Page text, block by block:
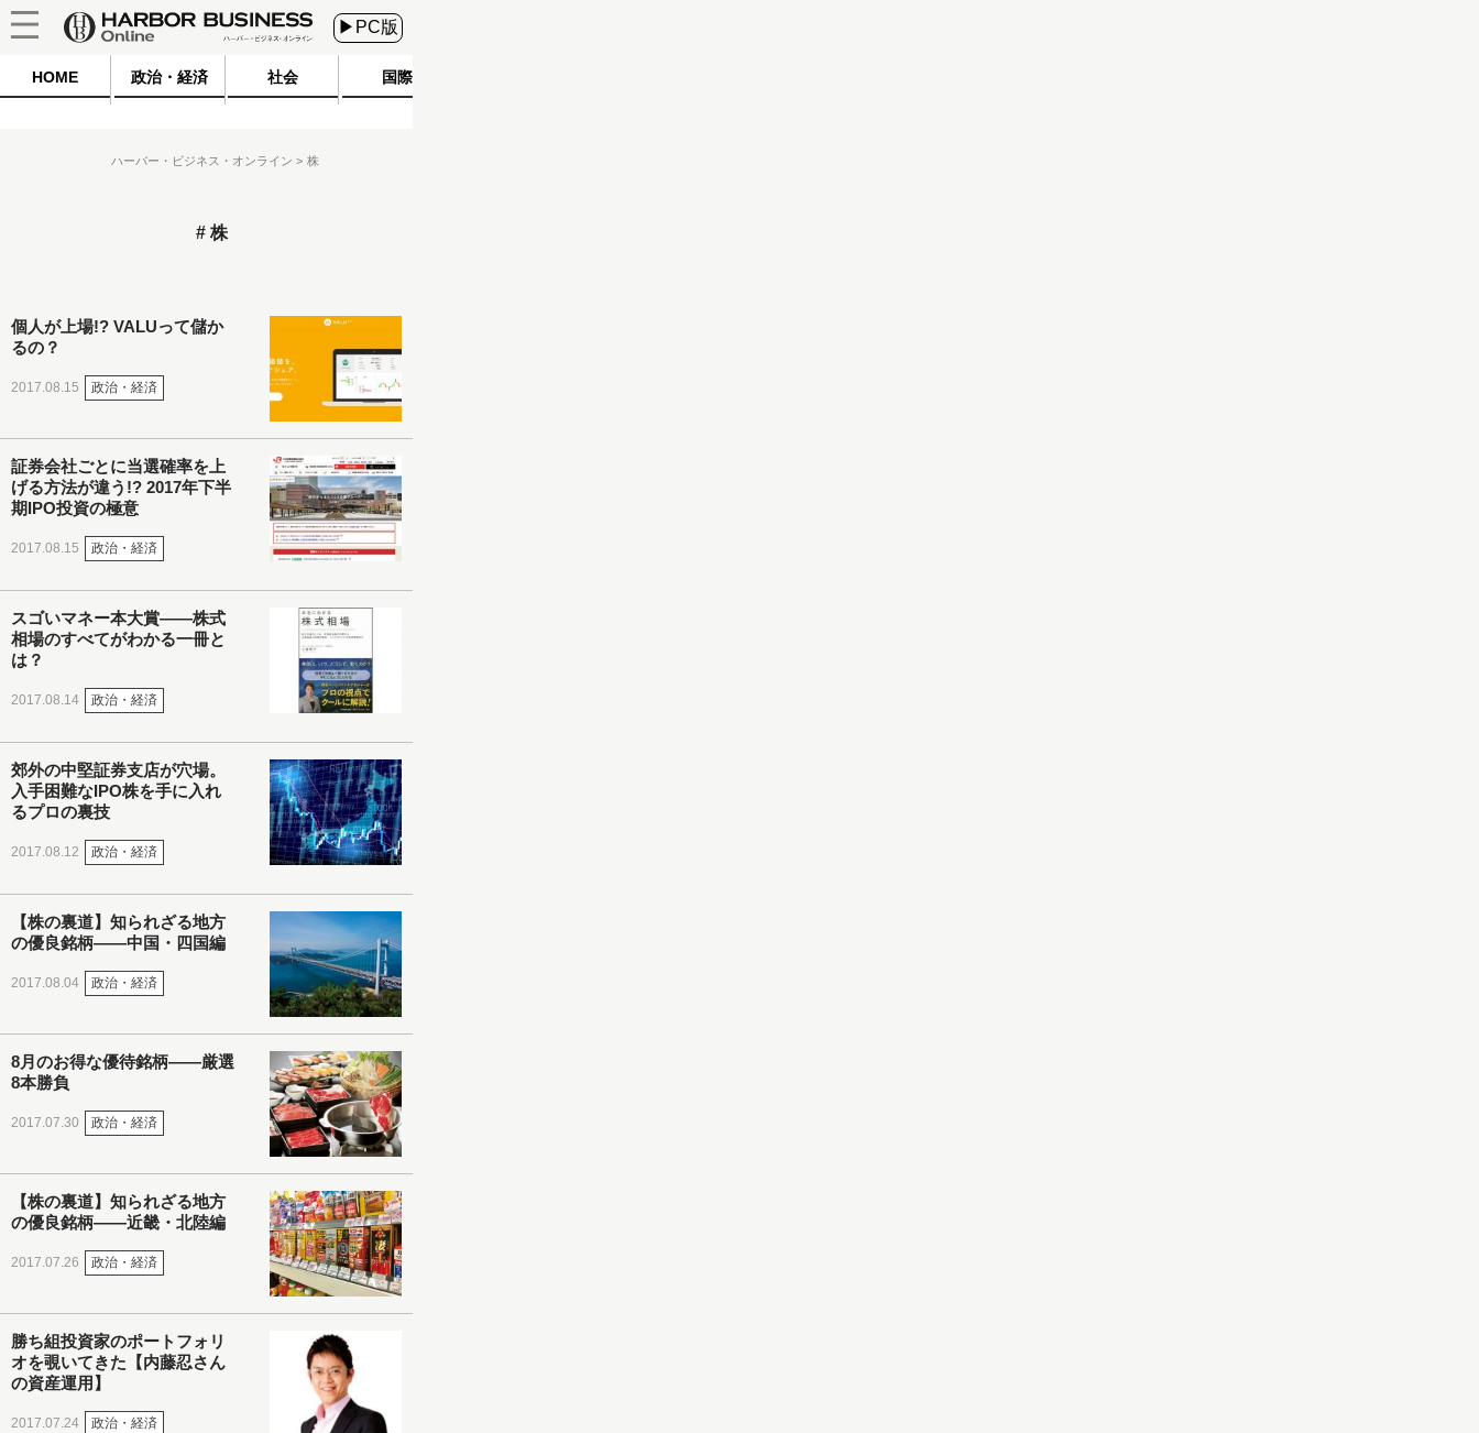
▶PC版
HOME 政治・経済 社会 国際
ハーバー・ビジネス・オンライン 株
株
個人が上場!? VALUって儲か
るの？
2017.08.15 政治・経済
証券会社ごとに当選確率を上
げる方法が違う!? 2017年下半
期IPO投資の極意
2017.08.15 政治・経済
スゴいマネー本大賞――株式
相場のすべてがわかる一冊と
は？
2017.08.14 政治・経済
郊外の中堅証券支店が穴場。
入手困難なIPO株を手に入れ
るプロの裏技
2017.08.12 政治・経済
【株の裏道】知られざる地方
の優良銘柄――中国・四国編
2017.08.04 政治・経済
8月のお得な優待銘柄――厳選
8本勝負
2017.07.30 政治・経済
【株の裏道】知られざる地方
の優良銘柄――近畿・北陸編
2017.07.26 政治・経済
勝ち組投資家のポートフォリ
オを覗いてきた【内藤忍さん
の資産運用】
2017.07.24 政治・経済